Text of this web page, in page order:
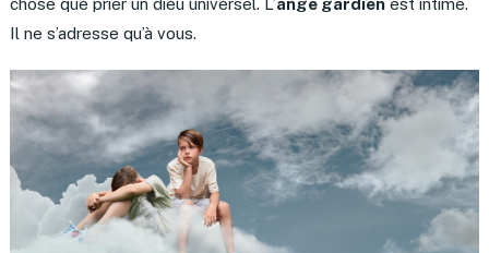
chose que prier un dieu universel. L’ange gardienest intime.
Il ne s’adresse qu’à vous.